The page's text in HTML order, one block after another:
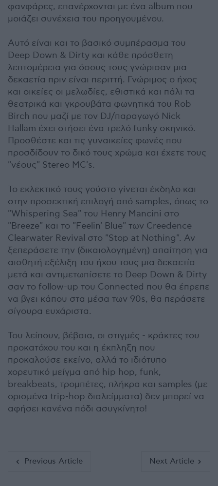
φανφάρες, επανέρχονται με ένα album που
μοιάζει συνέχεια του προηγουμένου.
Αυτό είναι και το βασικό συμπέρασμα του
Deep Down & Dirty και κάθε πρόσθετη
λεπτομέρεια για όσους τους γνώρισαν μια
δεκαετία πριν είναι περιττή. Γνώριμος ο ήχος
και οικείες οι μελωδίες, εθιστικά και πάλι τα
θεατρικά και γκρουβάτα φωνητικά του Rob
Birch που μαζί με τον DJ/παραγωγό Nick
Hallam έχει στήσει ένα τρελό funky σκηνικό.
Προσθέστε και τις γυναικείες φωνές που
προσδίδουν το δικό τους χρώμα και έχετε τους
"νέους" Stereo MC's.
Το εκλεκτικό τους γούστο γίνεται έκδηλο και
στην προσεκτική επιλογή από samples, όπως το
"Whispering Sea" του Henry Mancini στο
"Breeze" και το "Feelin' Blue" των Creedence
Clearwater Revival στο "Stop at Nothing". Αν
ξεπεράσετε την (δικαιολογημένη) απαίτηση για
αισθητή εξέλιξη του ήχου τους μια δεκαετία
μετά και αντιμετωπίσετε το Deep Down & Dirty
σαν το follow-up του Connected που θα έπρεπε
να βγει κάπου στα μέσα των 90s, θα περάσετε
σίγουρα ευχάριστα.
Του λείπουν, βέβαια, οι στιγμές - κράκτες του
προκατόχου του και η έκπληξη που
προκαλούσε εκείνο, αλλά το ιδιότυπο
χορευτικό μείγμα από hip hop, funk,
breakbeats, τρομπέτες, πλήκρα και samples (με
ορισμένα trip-hop διαλείμματα) δεν μπορεί να
αφήσει κανένα πόδι ασυγκίνητο!
Previous Article Next Article